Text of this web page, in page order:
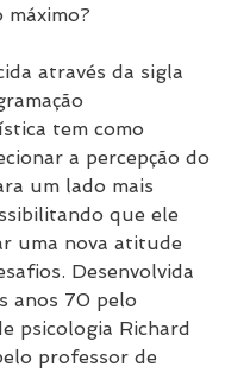
máximo?
através da sigla
tem como
a percepção do
um lado mais
que ele
uma nova atitude
Desenvolvida
anos 70 pelo
psicologia Richard
professor de